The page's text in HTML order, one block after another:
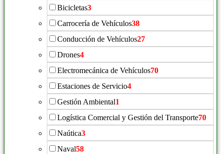
Bicicletas3
Carrocería de Vehículos38
Conducción de Vehículos27
Drones4
Electromecánica de Vehículos70
Estaciones de Servicio4
Gestión Ambiental1
Logística Comercial y Gestión del Transporte70
Naútica3
Naval58